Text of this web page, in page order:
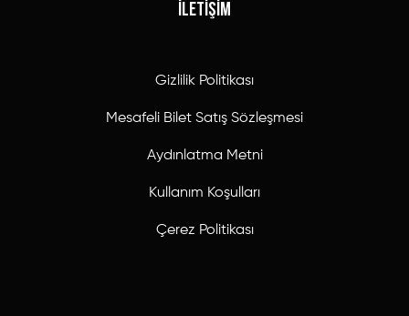
İLETİŞİM
Gizlilik Politikası
Mesafeli Bilet Satış Sözleşmesi
Aydınlatma Metni
Kullanım Koşulları
Çerez Politikası